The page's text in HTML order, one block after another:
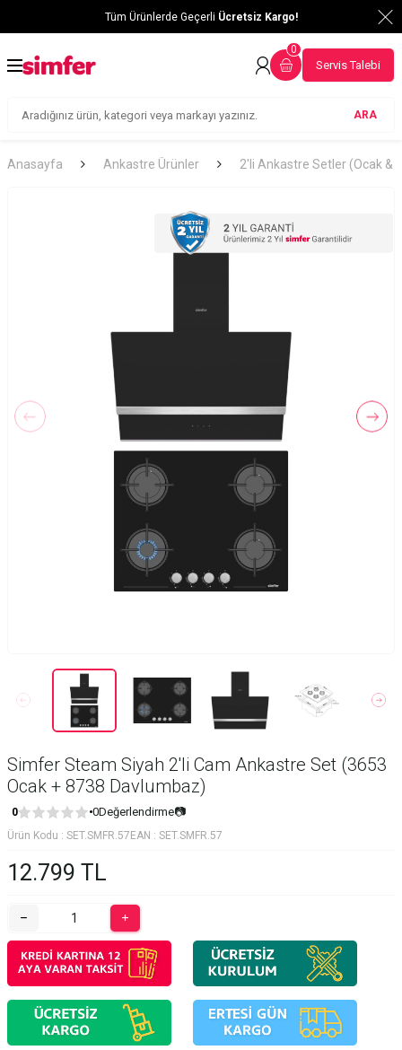
Tüm Ürünlerde Geçerli Ücretsiz Kargo!
ARA
0
Servis Talebi
Anasayfa Ankastre Ürünler 2'li Ankastre Setler (Ocak &
Simfer Steam Siyah 2'li Cam Ankastre Set (3653
Ocak + 8738 Davlumbaz)
0 0Değerlendirme📷
Ürün Kodu : SET.SMFR.57 EAN : SET.SMFR.57
12.799 TL